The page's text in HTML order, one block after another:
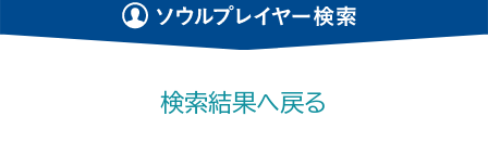
検索結果へ戻る